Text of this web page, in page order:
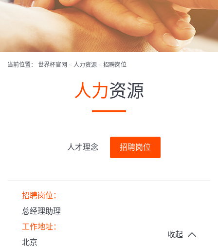
当前位置： 世界杯官网 < 人力资源 < 招聘岗位
人力资源
人才理念 招聘岗位
招聘岗位：
总经理助理
工作地址：
北京
收起